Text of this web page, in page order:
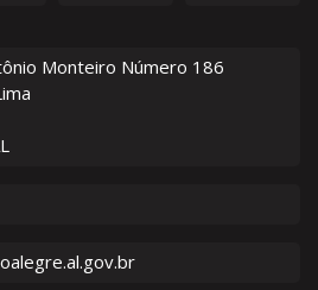
Monteiro Número 186